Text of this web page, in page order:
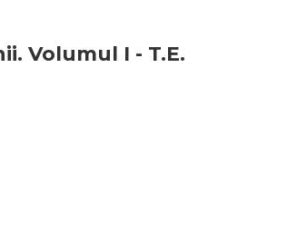
Volumul I - T.E.